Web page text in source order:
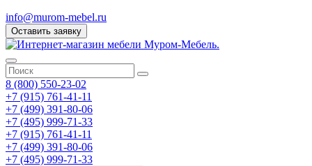
info@murom-mebel.ru
Оставить заявку
8 (800) 550-23-02
+7 (915) 761-41-11
+7 (499) 391-80-06
+7 (495) 999-71-33
+7 (915) 761-41-11
+7 (499) 391-80-06
+7 (495) 999-71-33